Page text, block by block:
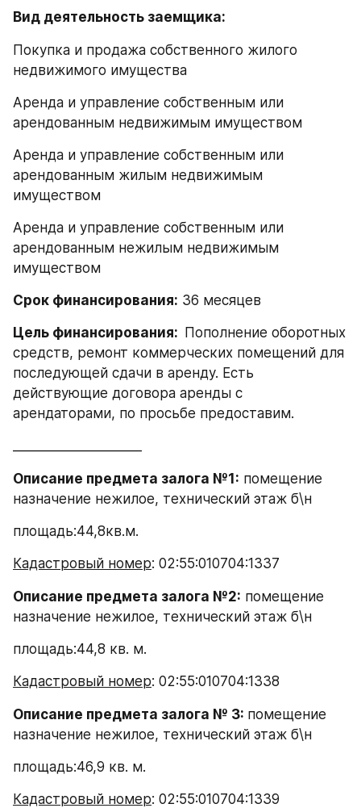
Вид деятельность заемщика:
Покупка и продажа собственного жилого
недвижимого имущества
Аренда и управление собственным или
арендованным недвижимым имуществом
Аренда и управление собственным или
арендованным жилым недвижимым
имуществом
Аренда и управление собственным или
арендованным нежилым недвижимым
имуществом
Срок финансирования: 36 месяцев
Цель финансирования: Пополнение оборотных
средств, ремонт коммерческих помещений для
последующей сдачи в аренду. Есть
действующие договора аренды с
арендаторами, по просьбе предоставим.
Описание предмета залога №1: помещение
назначение нежилое, технический этаж б\н
площадь:44,8кв.м.
Кадастровый номер: 02:55:010704:1337
Описание предмета залога №2: помещение
назначение нежилое, технический этаж б\н
площадь:44,8 кв. м.
Кадастровый номер: 02:55:010704:1338
Описание предмета залога № 3: помещение
назначение нежилое, технический этаж б\н
площадь:46,9 кв. м.
Кадастровый номер: 02:55:010704:1339